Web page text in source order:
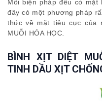
Mỗi biện pháp đều có
đây có một phương pháp
thức về mặt tiêu cực của
MUỖI HÓA HỌC.
BÌNH XỊT DIỆT
TINH DẦU XỊT